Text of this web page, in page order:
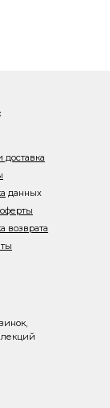
доставка
данных
возврата